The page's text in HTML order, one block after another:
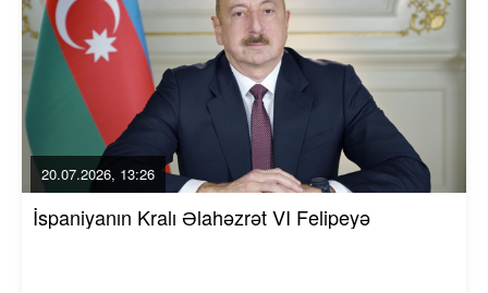
20.07.2026, 13:26
İspaniyanın Kralı Əlahəzrət VI Felipeyə